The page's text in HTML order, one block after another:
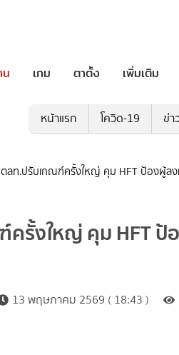
น เกม ตาตั้ง เพิ่มเติม
หน้าแรก โควิด-19 ข่า
ตลท.ปรับเกณฑ์ครั้งใหญ่ คุม HFT ป้องผู้ล
รั้งใหญ่ คุม HFT ป้
13 พฤษภาคม 2569 ( 18:43 )